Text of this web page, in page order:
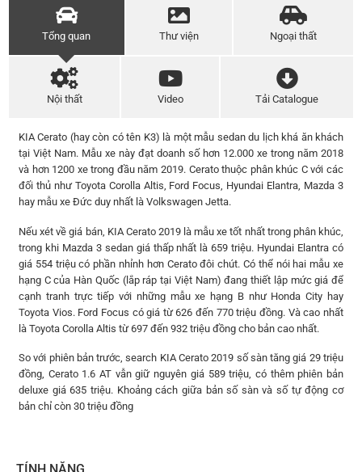
Tổng quan Thư viện Ngoại thất
Nội thất Video Tải Catalogue
KIA Cerato (hay còn có tên K3) là một mẫu sedan du lịch khá ăn khách
tại Việt Nam. Mẫu xe này đạt doanh số hơn 12.000 xe trong năm 2018
và hơn 1200 xe trong đầu năm 2019. Cerato thuộc phân khúc C với các
đối thủ như Toyota Corolla Altis, Ford Focus, Hyundai Elantra, Mazda 3
hay mẫu xe Đức duy nhất là Volkswagen Jetta.
Nếu xét về giá bán, KIA Cerato 2019 là mẫu xe tốt nhất trong phân khúc,
trong khi Mazda 3 sedan giá thấp nhất là 659 triệu. Hyundai Elantra có
giá 554 triệu có phần nhỉnh hơn Cerato đôi chút. Có thể nói hai mẫu xe
hạng C của Hàn Quốc (lắp ráp tại Việt Nam) đang thiết lập mức giá để
cạnh tranh trực tiếp với những mẫu xe hạng B như Honda City hay
Toyota Vios. Ford Focus có giá từ 626 đến 770 triệu đồng. Và cao nhất
là Toyota Corolla Altis từ 697 đến 932 triệu đồng cho bản cao nhất.
So với phiên bản trước, search KIA Cerato 2019 số sàn tăng giá 29 triệu
đồng, Cerato 1.6 AT vẫn giữ nguyên giá 589 triệu, có thêm phiên bản
deluxe giá 635 triệu. Khoảng cách giữa bản số sàn và số tự động cơ
bản chỉ còn 30 triệu đồng